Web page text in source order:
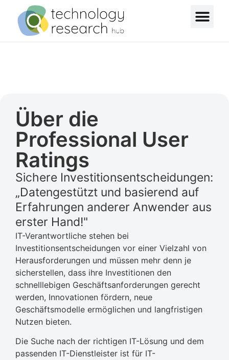
Über die
Professional User
Ratings
Sichere Investitionsentscheidungen:
„Datengestützt und basierend auf
Erfahrungen anderer Anwender aus
erster Hand!"
IT-Verantwortliche stehen bei
Investitionsentscheidungen vor einer Vielzahl von
Herausforderungen und müssen mehr denn je
sicherstellen, dass ihre Investitionen den
schnelllebigen Geschäftsanforderungen gerecht
werden, Innovationen fördern, neue
Geschäftsmodelle ermöglichen und langfristigen
Nutzen bieten.
Die Suche nach der richtigen IT-Lösung und dem
passenden IT-Dienstleister ist für IT-